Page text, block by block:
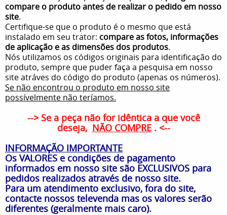
compare o produto antes de realizar o pedido em nosso
site.
Certifique-se que o produto é o mesmo que está
instalado em seu trator: compare as fotos, informações
de aplicação e as dimensões dos produtos.
Nós utilizamos os códigos originais para identificação do
produto, sempre que puder faça a pesquisa em nosso
site atráves do código do produto (apenas os números).
Se não encontrou o produto em nosso site
possívelmente não teríamos.
--> Se a peça não for idêntica a que você
deseja, NÃO COMPRE. <--
INFORMAÇÃO IMPORTANTE
Os VALORES e condições de pagamento
informados em nosso site são EXCLUSIVOS para
pedidos realizados através de nosso site.
Para um atendimento exclusivo, fora do site,
contacte nossos televenda mas os valores serão
diferentes (geralmente mais caro).